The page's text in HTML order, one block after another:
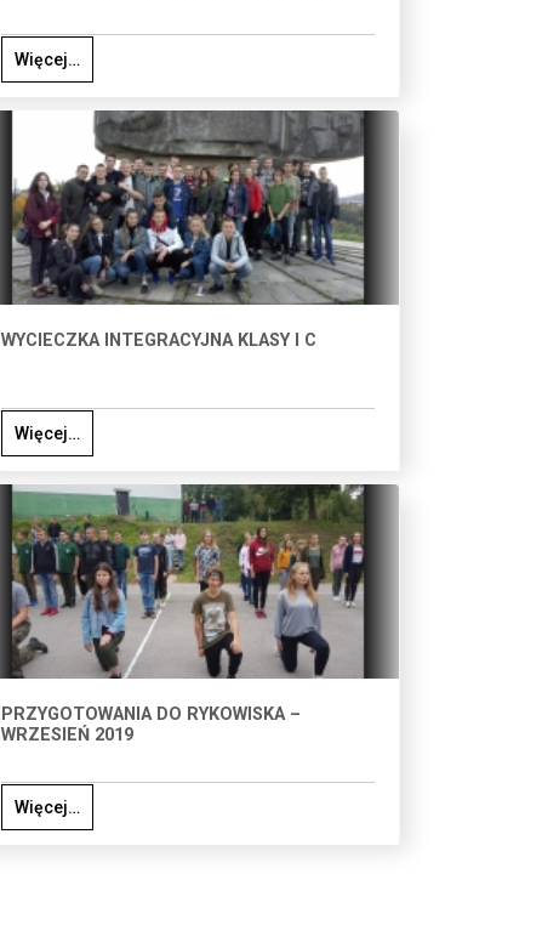
Więcej…
WYCIECZKA INTEGRACYJNA KLASY I C
Więcej…
PRZYGOTOWANIA DO RYKOWISKA –
WRZESIEŃ 2019
Więcej…